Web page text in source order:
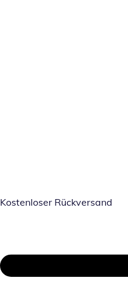
Kostenloser Rückversand